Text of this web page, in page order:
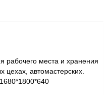
рабочего места и хранения
цехах, автомастерских.